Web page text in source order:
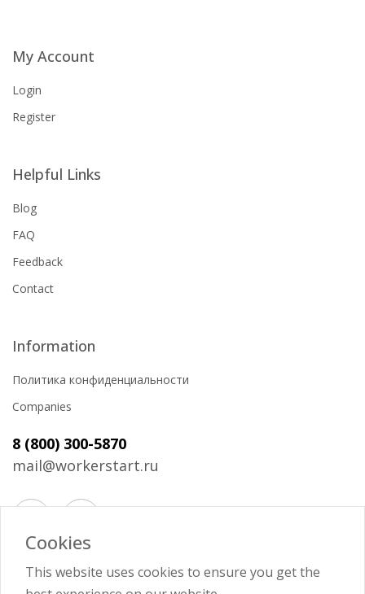
My Account
Login
Register
Helpful Links
Blog
FAQ
Feedback
Contact
Information
Политика конфиденциальности
Companies
8 (800) 300-5870
mail@workerstart.ru
Cookies
This website uses cookies to ensure you get the